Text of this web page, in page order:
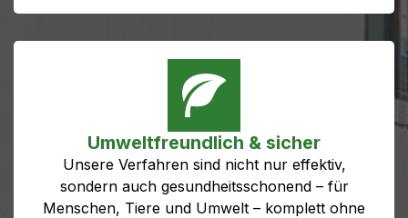
Umweltfreundlich & sicher
Unsere Verfahren sind nicht nur effektiv,
sondern auch gesundheitsschonend – für
Menschen, Tiere und Umwelt – komplett ohne